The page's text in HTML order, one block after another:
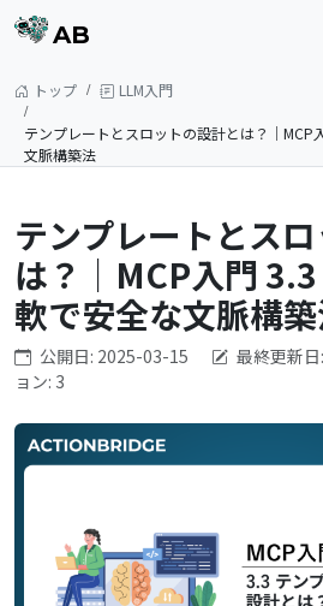
AB
トップ LLM入門
テンプレートとスロットの設計とは？｜MCP
文脈構築法
テンプレートとス
は？｜MCP入門
軟で安全な文脈構
公開日: 2025-03-15 最終更新
ョン: 3